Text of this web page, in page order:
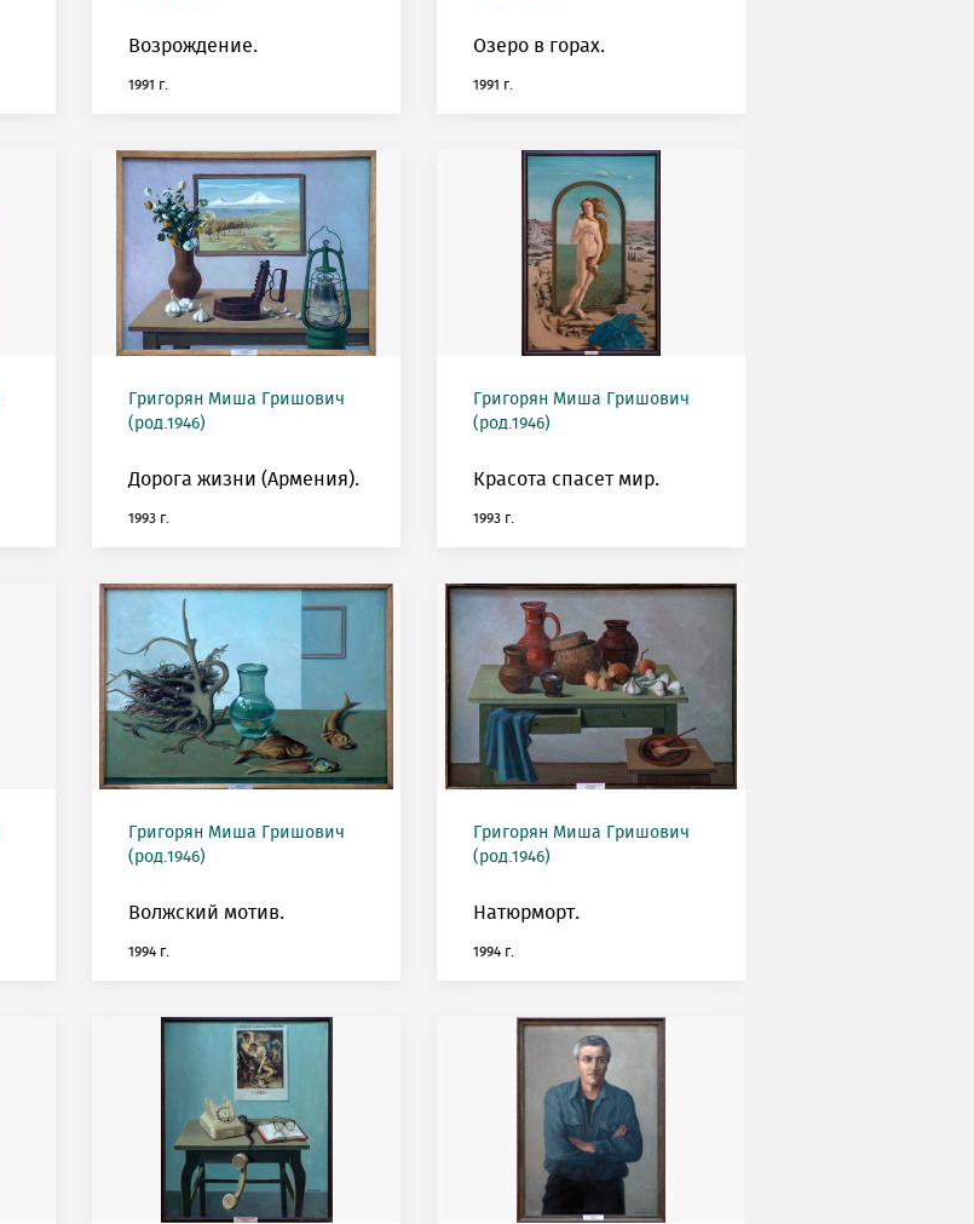
Возрождение.
1991 г.
Озеро в горах.
1991 г.
Григорян Миша Гришович
(род.1946)
Дорога жизни (Армения).
1993 г.
Григорян Миша Гришович
(род.1946)
Красота спасет мир.
1993 г.
Григорян Миша Гришович
(род.1946)
Волжский мотив.
1994 г.
Григорян Миша Гришович
(род.1946)
Натюрморт.
1994 г.